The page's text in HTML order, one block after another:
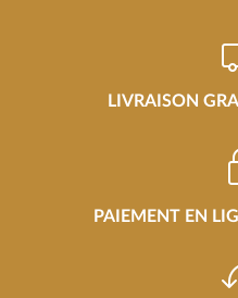
LIVRAISON
PAIEMENT EN